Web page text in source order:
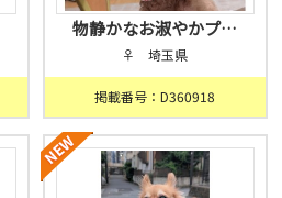
物静かなお淑やかプ…
♀ 埼玉県
掲載番号：D360918